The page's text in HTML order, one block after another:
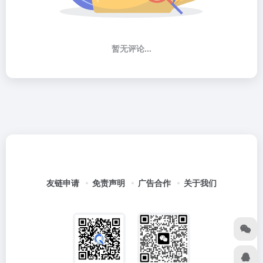
暂无评论...
友链申请 免责声明 广告合作 关于我们